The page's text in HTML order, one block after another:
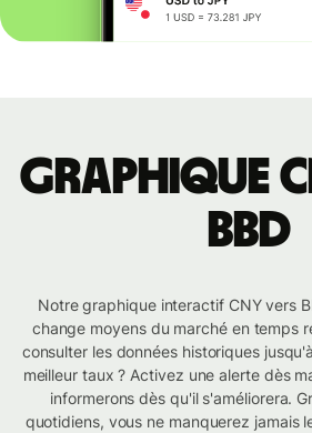
Graphique
BBD
Notre graphique interactif CNY vers
change moyens du marché en temps
consulter les données historiques
meilleur taux ? Activez une alerte dès
informerons dès qu'il s'améliorera.
quotidiens, vous ne manquerez jamais